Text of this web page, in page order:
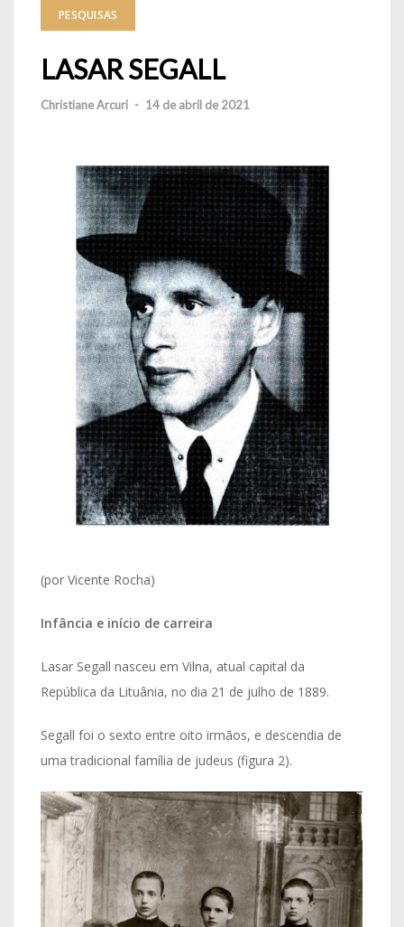
PESQUISAS
LASAR SEGALL
Christiane Arcuri - 14 de abril de 2021
(por Vicente Rocha)
Infância e início de carreira
Lasar Segall nasceu em Vilna, atual capital da
República da Lituânia, no dia 21 de julho de 1889.
Segall foi o sexto entre oito irmãos, e descendia de
uma tradicional família de judeus (figura 2).